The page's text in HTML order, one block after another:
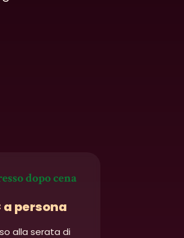
dopo cena
a persona
alla serata di